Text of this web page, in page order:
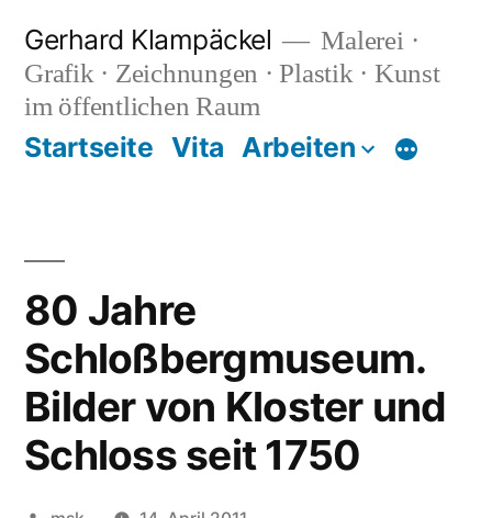
Inhalt
springen
Gerhard Klampäckel
Malerei ·
Grafik · Zeichnungen · Plastik · Kunst
im öffentlichen Raum
Startseite Vita Arbeiten Mehr
80 Jahre
Schloßbergmuseum.
Bilder von Kloster und
Schloss seit 1750